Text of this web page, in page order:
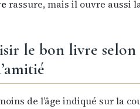
rassure, mais il ouvre aussi
le bon livre selon
de l’âge indiqué sur la